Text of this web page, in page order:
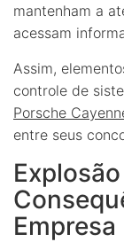
mantenham a
acessam
Assim,
controle de
Porsche
entre seus
Empresa